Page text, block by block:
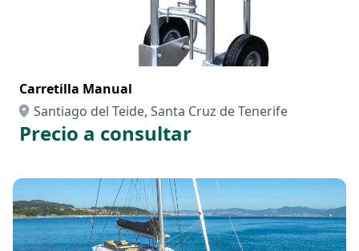
Carretilla Manual
Santiago del Teide, Santa Cruz de Tenerife
Precio a consultar